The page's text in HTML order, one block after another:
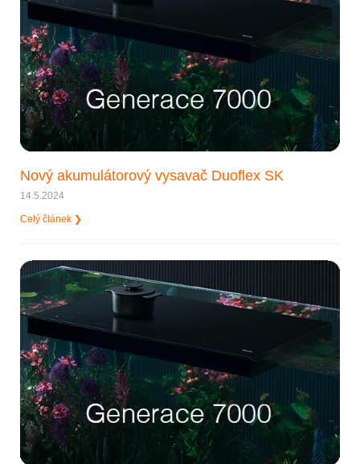
Nový akumulátorový vysavač Duoflex SK
14.5.2024
Celý článek ❯